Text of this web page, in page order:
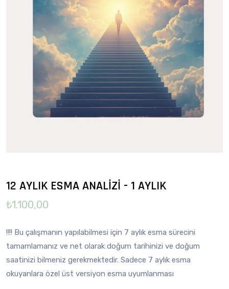
12 AYLIK ESMA ANALİZİ - 1 AYLIK
₺1.100,00
!!!! Bu çalışmanın yapılabilmesi için 7 aylık esma sürecini
tamamlamanız ve net olarak doğum tarihinizi ve doğum
saatinizi bilmeniz gerekmektedir. Sadece 7 aylık esma
okuyanlara özel üst versiyon esma uyumlanması